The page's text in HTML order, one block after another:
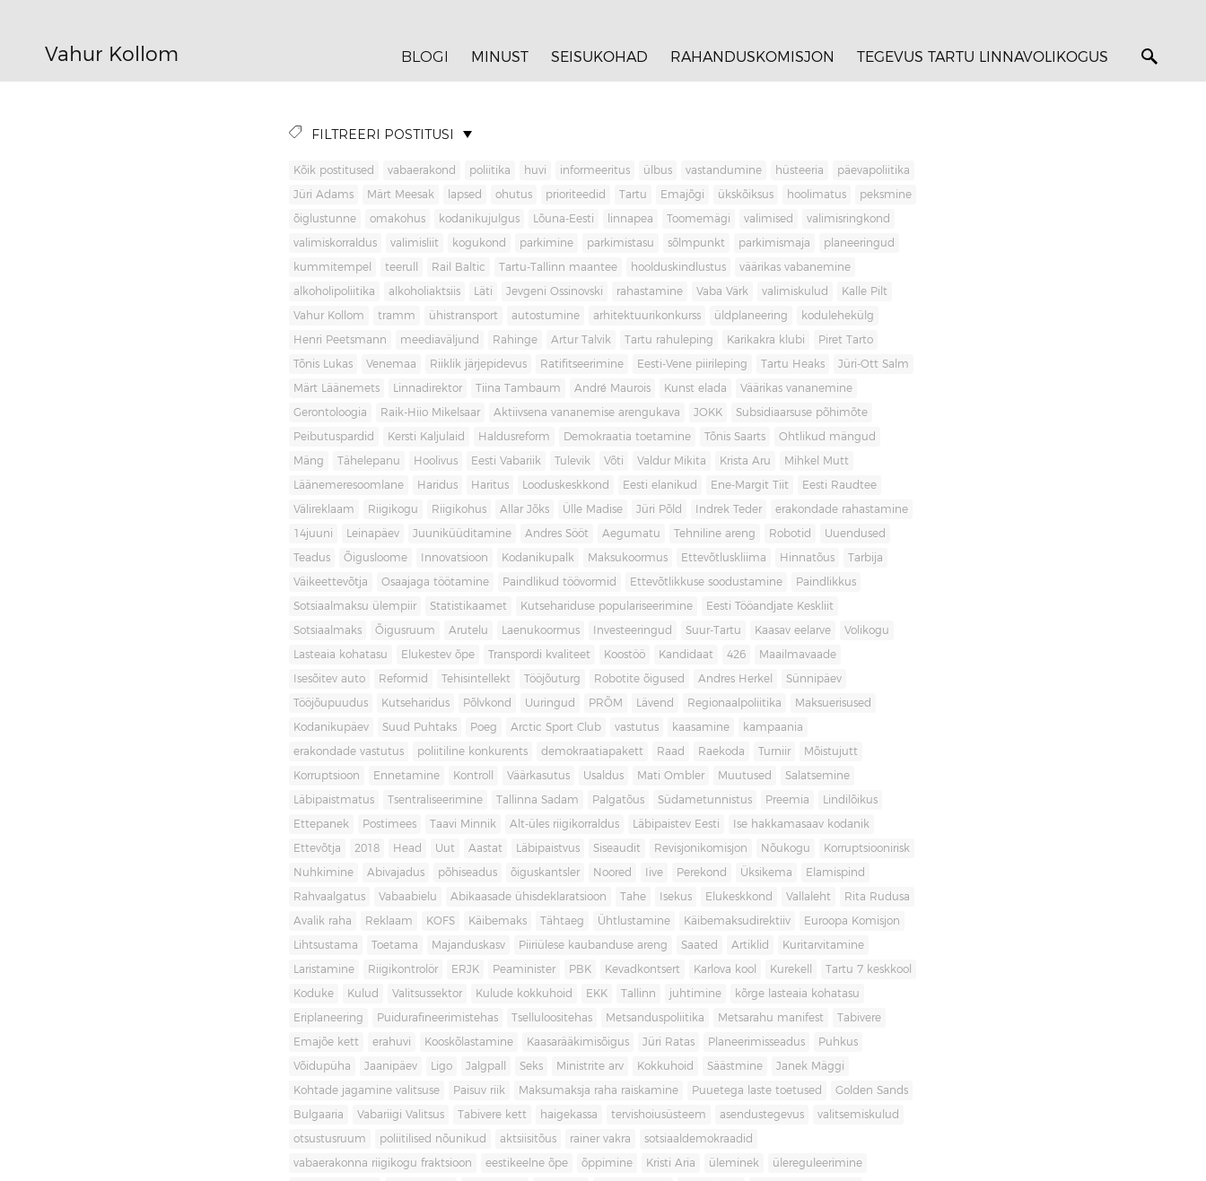
Vahur Kollom BLOGI MINUST SEISUKOHAD RAHANDUSKOMISJON TEGEVUS TARTU LINNAVOLIKOGUS
FILTREERI POSTITUSI
Kõik postitused vabaerakond poliitika huvi informeeritus ülbus vastandumine hüsteeria päevapoliitika
Jüri Adams Märt Meesak lapsed ohutus prioriteedid Tartu Emajõgi ükskõiksus hoolimatus peksmine
õiglustunne omakohus kodanikujulgus Lõuna-Eesti linnapea Toomemägi valimised valimisringkond
valimiskorraldus valimisliit kogukond parkimine parkimistasu sõlmpunkt parkimismaja planeeringud
kummitempel teerull Rail Baltic Tartu-Tallinn maantee hoolduskindlustus väärikas vabanemine
alkoholipoliitika alkoholiaktsiis Läti Jevgeni Ossinovski rahastamine Vaba Värk valimiskulud Kalle Pilt
Vahur Kollom tramm ühistransport autostumine arhitektuurikonkurss üldplaneering kodulehekülg
Henri Peetsmann meediaväljund Rahinge Artur Talvik Tartu rahuleping Karikakra klubi Piret Tarto
Tõnis Lukas Venemaa Riiklik järjepidevus Ratifitseerimine Eesti-Vene piirileping Tartu Heaks Jüri-Ott Salm
Märt Läänemets Linnadirektor Tiina Tambaum André Maurois Kunst elada Väärikas vananemine
Gerontoloogia Raik-Hiio Mikelsaar Aktiivsena vananemise arengukava JOKK Subsidiaarsuse põhimõte
Peibutuspardid Kersti Kaljulaid Haldusreform Demokraatia toetamine Tõnis Saarts Ohtlikud mängud
Mäng Tähelepanu Hoolivus Eesti Vabariik Tulevik Võti Valdur Mikita Krista Aru Mihkel Mutt
Läänemeresoomlane Haridus Haritus Looduskeskkond Eesti elanikud Ene-Margit Tiit Eesti Raudtee
Välireklaam Riigikogu Riigikohus Allar Jõks Ülle Madise Jüri Põld Indrek Teder erakondade rahastamine
14juuni Leinapäev Juuniküüditamine Andres Sööt Aegumatu Tehniline areng Robotid Uuendused
Teadus Õigusloome Innovatsioon Kodanikupalk Maksukoormus Ettevõtluskliima Hinnatõus Tarbija
Väikeettevõtja Osaajaga töötamine Paindlikud töövormid Ettevõtlikkuse soodustamine Paindlikkus
Sotsiaalmaksu ülempiir Statistikaamet Kutsehariduse populariseerimine Eesti Tööandjate Keskliit
Sotsiaalmaks Õigusruum Arutelu Laenukoormus Investeeringud Suur-Tartu Kaasav eelarve Volikogu
Lasteaia kohatasu Elukestev õpe Transpordi kvaliteet Koostöö Kandidaat 426 Maailmavaade
Isesõitev auto Reformid Tehisintellekt Tööjõuturg Robotite õigused Andres Herkel Sünnipäev
Tööjõupuudus Kutseharidus Põlvkond Uuringud PRÕM Lävend Regionaalpoliitika Maksuerisused
Kodanikupäev Suud Puhtaks Poeg Arctic Sport Club vastutus kaasamine kampaania
erakondade vastutus poliitiline konkurents demokraatiapakett Raad Raekoda Turniir Mõistujutt
Korruptsioon Ennetamine Kontroll Väärkasutus Usaldus Mati Ombler Muutused Salatsemine
Läbipaistmatus Tsentraliseerimine Tallinna Sadam Palgatõus Südametunnistus Preemia Lindilõikus
Ettepanek Postimees Taavi Minnik Alt-üles riigikorraldus Läbipaistev Eesti Ise hakkamasaav kodanik
Ettevõtja 2018 Head Uut Aastat Läbipaistvus Siseaudit Revisjonikomisjon Nõukogu Korruptsioonirisk
Nuhkimine Abivajadus põhiseadus õiguskantsler Noored Iive Perekond Üksikema Elamispind
Rahvaalgatus Vabaabielu Abikaasade ühisdeklaratsioon Tahe Isekus Elukeskkond Vallaleht Rita Rudusa
Avalik raha Reklaam KOFS Käibemaks Tähtaeg Ühtlustamine Käibemaksudirektiiv Euroopa Komisjon
Lihtsustama Toetama Majanduskasv Piiriülese kaubanduse areng Saated Artiklid Kuritarvitamine
Laristamine Riigikontrolör ERJK Peaminister PBK Kevadkontsert Karlova kool Kurekell Tartu 7 keskkool
Koduke Kulud Valitsussektor Kulude kokkuhoid EKK Tallinn juhtimine kõrge lasteaia kohatasu
Eriplaneering Puidurafineerimistehas Tselluloositehas Metsanduspoliitika Metsarahu manifest Tabivere
Emajõe kett erahuvi Kooskõlastamine Kaasarääkimisõigus Jüri Ratas Planeerimisseadus Puhkus
Võidupüha Jaanipäev Ligo Jalgpall Seks Ministrite arv Kokkuhoid Säästmine Janek Mäggi
Kohtade jagamine valitsuse Paisuv riik Maksumaksja raha raiskamine Puuetega laste toetused Golden Sands
Bulgaaria Vabariigi Valitsus Tabivere kett haigekassa tervishoiusüsteem asendustegevus valitsemiskulud
otsustusruum poliitilised nõunikud aktsiisitõus rainer vakra sotsiaaldemokraadid
vabaerakonna riigikogu fraktsioon eestikeelne õpe õppimine Kristi Aria üleminek ülereguleerimine